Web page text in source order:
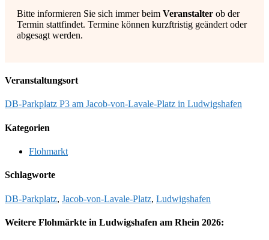
Bitte informieren Sie sich immer beim Veranstalter ob der
Termin stattfindet. Termine können kurzftristig geändert oder
abgesagt werden.
Veranstaltungsort
DB-Parkplatz P3 am Jacob-von-Lavale-Platz in Ludwigshafen
Kategorien
Flohmarkt
Schlagworte
DB-Parkplatz, Jacob-von-Lavale-Platz, Ludwigshafen
Weitere Flohmärkte in Ludwigshafen am Rhein 2026: